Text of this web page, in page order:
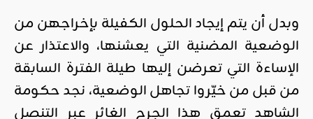
وبدل أن يتم إيجاد الحلول الكفيلة بإخراجهن من
الوضعية المضنية التي يعشنها، والاعتذار عن
الإساءة التي تعرضن إليها طيلة الفترة السابقة
من قبل من خيّروا تجاهل الوضعية، نجد حكومة
الشاهد تعمق هذا الجرح الغائر عبر التنصل